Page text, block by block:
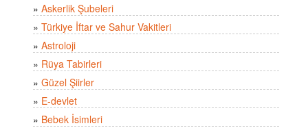
» Askerlik Şubeleri
» Türkiye İftar ve Sahur Vakitleri
» Astroloji
» Rüya Tabirleri
» Güzel Şiirler
» E-devlet
» Bebek İsimleri